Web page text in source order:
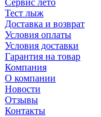
Сервис лето
Тест лыж
Доставка и возврат
Условия оплаты
Условия доставки
Гарантия на товар
Компания
О компании
Новости
Отзывы
Контакты